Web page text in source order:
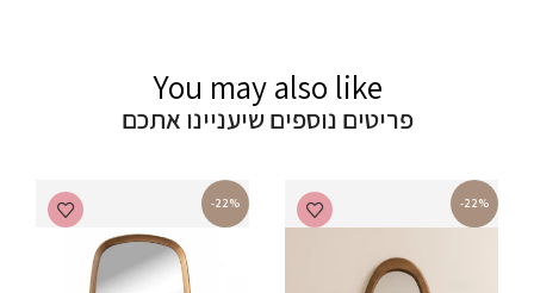
You may also like
פריטים נוספים שיעניינו אתכם
-22%
-22%